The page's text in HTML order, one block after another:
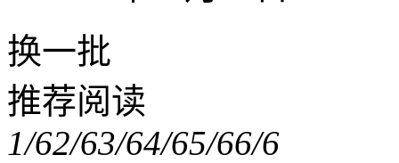
换一批
推荐阅读
1/62/63/64/65/66/6